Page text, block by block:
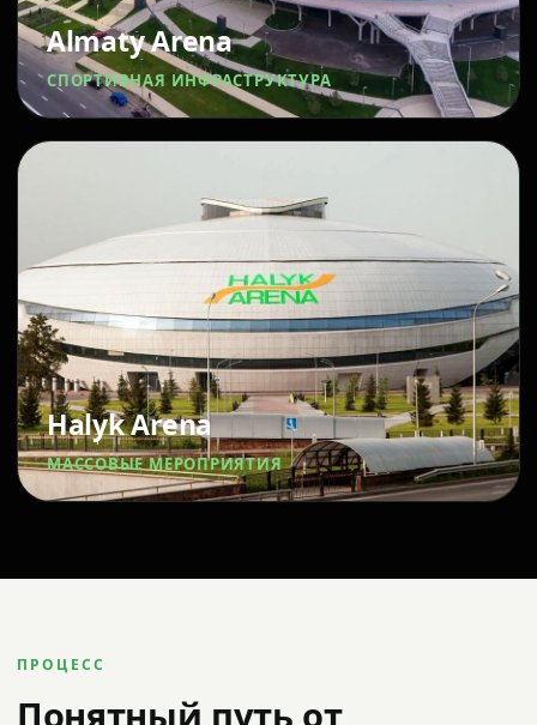
Almaty Arena
СПОРТИВНАЯ ИНФРАСТРУКТУРА
Halyk Arena
МАССОВЫЕ МЕРОПРИЯТИЯ
ПРОЦЕСС
Понятный путь от